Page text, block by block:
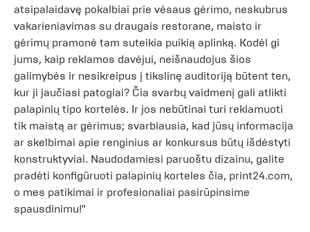
atsipalaidavę pokalbiai prie vėsaus gėrimo, neskubrus
vakarieniavimas su draugais restorane, maisto ir
gėrimų pramonė tam suteikia puikią aplinką. Kodėl gi
jums, kaip reklamos davėjui, neišnaudojus šios
galimybės ir nesikreipus į tikslinę auditoriją būtent ten,
kur ji jaučiasi patogiai? Čia svarbų vaidmenį gali atlikti
palapinių tipo kortelės. Ir jos nebūtinai turi reklamuoti
tik maistą ar gėrimus; svarbiausia, kad jūsų informacija
ar skelbimai apie renginius ar konkursus būtų išdėstyti
konstruktyviai. Naudodamiesi paruoštu dizainu, galite
pradėti konfigūruoti palapinių korteles čia, print24.com,
o mes patikimai ir profesionaliai pasirūpinsime
spausdinimu!"